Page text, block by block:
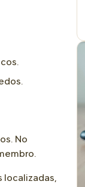
No
localizadas,